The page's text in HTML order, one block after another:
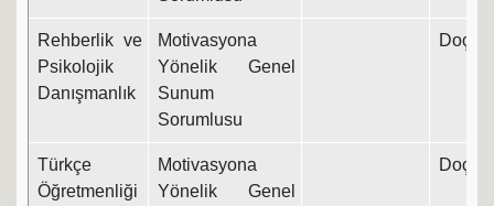
Rehberlik ve
Psikolojik
Danışmanlık
Motivasyona
Yönelik Genel
Sunum
Sorumlusu
Doç.
Türkçe
Öğretmenliği
Motivasyona
Yönelik Genel
Doç.